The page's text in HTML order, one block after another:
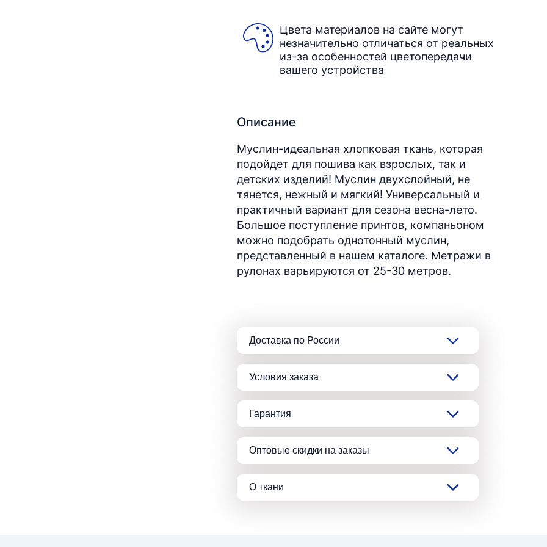
Цвета материалов на сайте могут
незначительно отличаться от реальных
из-за особенностей цветопередачи
вашего устройства
Описание
Муслин-идеальная хлопковая ткань, которая
подойдет для пошива как взрослых, так и
детских изделий! Муслин двухслойный, не
тянется, нежный и мягкий! Универсальный и
практичный вариант для сезона весна-лето.
Большое поступление принтов, компаньоном
можно подобрать однотонный муслин,
представленный в нашем каталоге. Метражи в
рулонах варьируются от 25-30 метров.
Доставка по России
Условия заказа
Гарантия
Оптовые скидки на заказы
О ткани